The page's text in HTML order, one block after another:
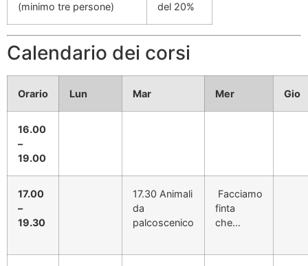
(minimo tre persone) del 20%
Calendario dei corsi
Orario Lun Mar Mer Gio
16.00
–
19.00
17.00
–
19.30
17.30 Animali
da
palcoscenico
Facciamo
finta
che…